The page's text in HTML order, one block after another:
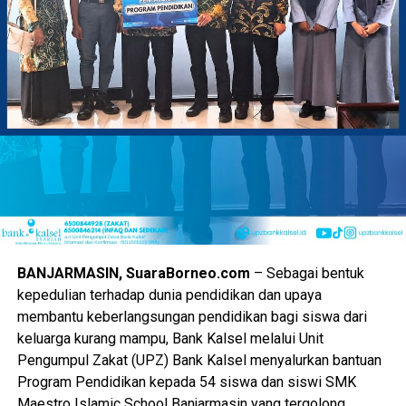
Pada sektor ekonomi rakyat turut digenjot melalui gelaran
Kalsel Expo dengan memprioritaskan lapak bagi pelaku
usaha kecil.
Produk halal khas daerah bakal dipajang untuk memicu
perputaran uang dan membuka jalan kerja sama dagang.
Selain itu, pemerintah provinsi mengharapkan perputaran
modal di area pameran kali ini mampu melampaui capaian
tahun sebelumnya.
“Nilai transaksi dipacu agar pendapatan para pedagang
kecil meningkat drastis selama kegiatan berlangsung,”
pungkasnya.
Tamu undangan dari jajaran kementerian hingga perwakilan
dewan pusat juga dijadwalkan hadir memeriahkan suasana.
BANJARMASIN, SuaraBorneo.com – Sebagai bentuk
kepedulian terhadap dunia pendidikan dan upaya
membantu keberlangsungan pendidikan bagi siswa dari
keluarga kurang mampu, Bank Kalsel melalui Unit
Pengumpul Zakat (UPZ) Bank Kalsel menyalurkan bantuan
Program Pendidikan kepada 54 siswa dan siswi SMK